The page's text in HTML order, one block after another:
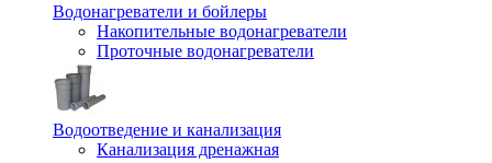
Водонагреватели и бойлеры
Накопительные водонагреватели
Проточные водонагреватели
Водоотведение и канализация
Канализация дренажная